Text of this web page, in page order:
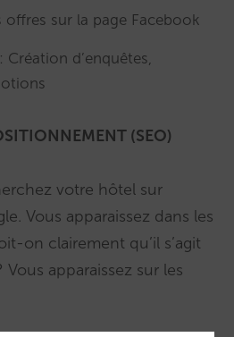
offres sur la page Facebook
d’enquêtes,
(SEO)
votre hôtel sur
Vous apparaissez dans les
on clairement qu’il s’agit
apparaissez sur les